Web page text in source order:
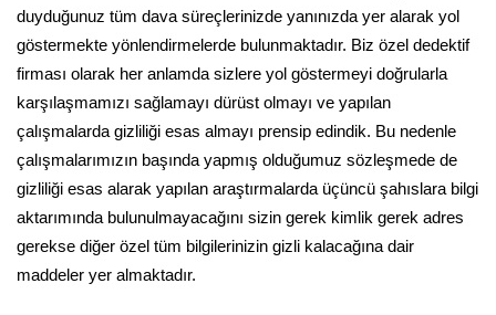
duyduğunuz tüm dava süreçlerinizde yanınızda yer alarak yol
göstermekte yönlendirmelerde bulunmaktadır. Biz özel dedektif
firması olarak her anlamda sizlere yol göstermeyi doğrularla
karşılaşmamızı sağlamayı dürüst olmayı ve yapılan
çalışmalarda gizliliği esas almayı prensip edindik. Bu nedenle
çalışmalarımızın başında yapmış olduğumuz sözleşmede de
gizliliği esas alarak yapılan araştırmalarda üçüncü şahıslara bilgi
aktarımında bulunulmayacağını sizin gerek kimlik gerek adres
gerekse diğer özel tüm bilgilerinizin gizli kalacağına dair
maddeler yer almaktadır.